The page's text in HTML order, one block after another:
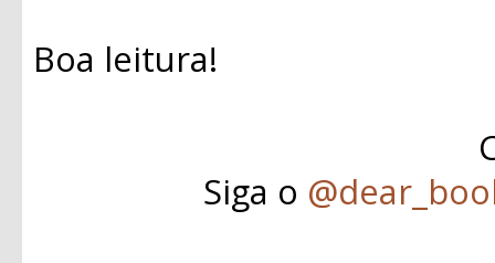
Boa leitura!
Siga o